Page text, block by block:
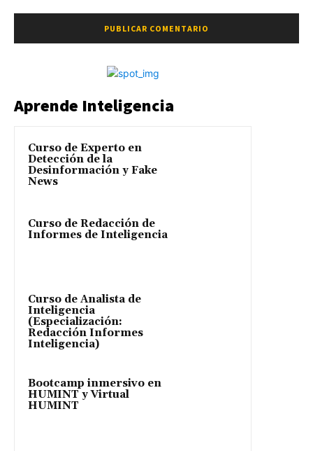
Aprende Inteligencia
Curso de Experto en
Detección de la
Desinformación y Fake
News
Curso de Redacción de
Informes de Inteligencia
Curso de Analista de
Inteligencia
(Especialización:
Redacción Informes
Inteligencia)
Bootcamp inmersivo en
HUMINT y Virtual
HUMINT